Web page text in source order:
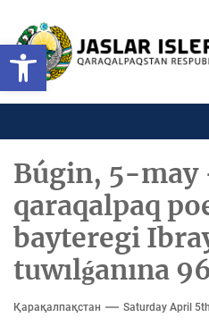
Open toolbar
content
Ózbekstan
Búgin, 5-
qaraqalpaq
bayteregi
tuwılǵanına
Қарақалпақстан Saturday April